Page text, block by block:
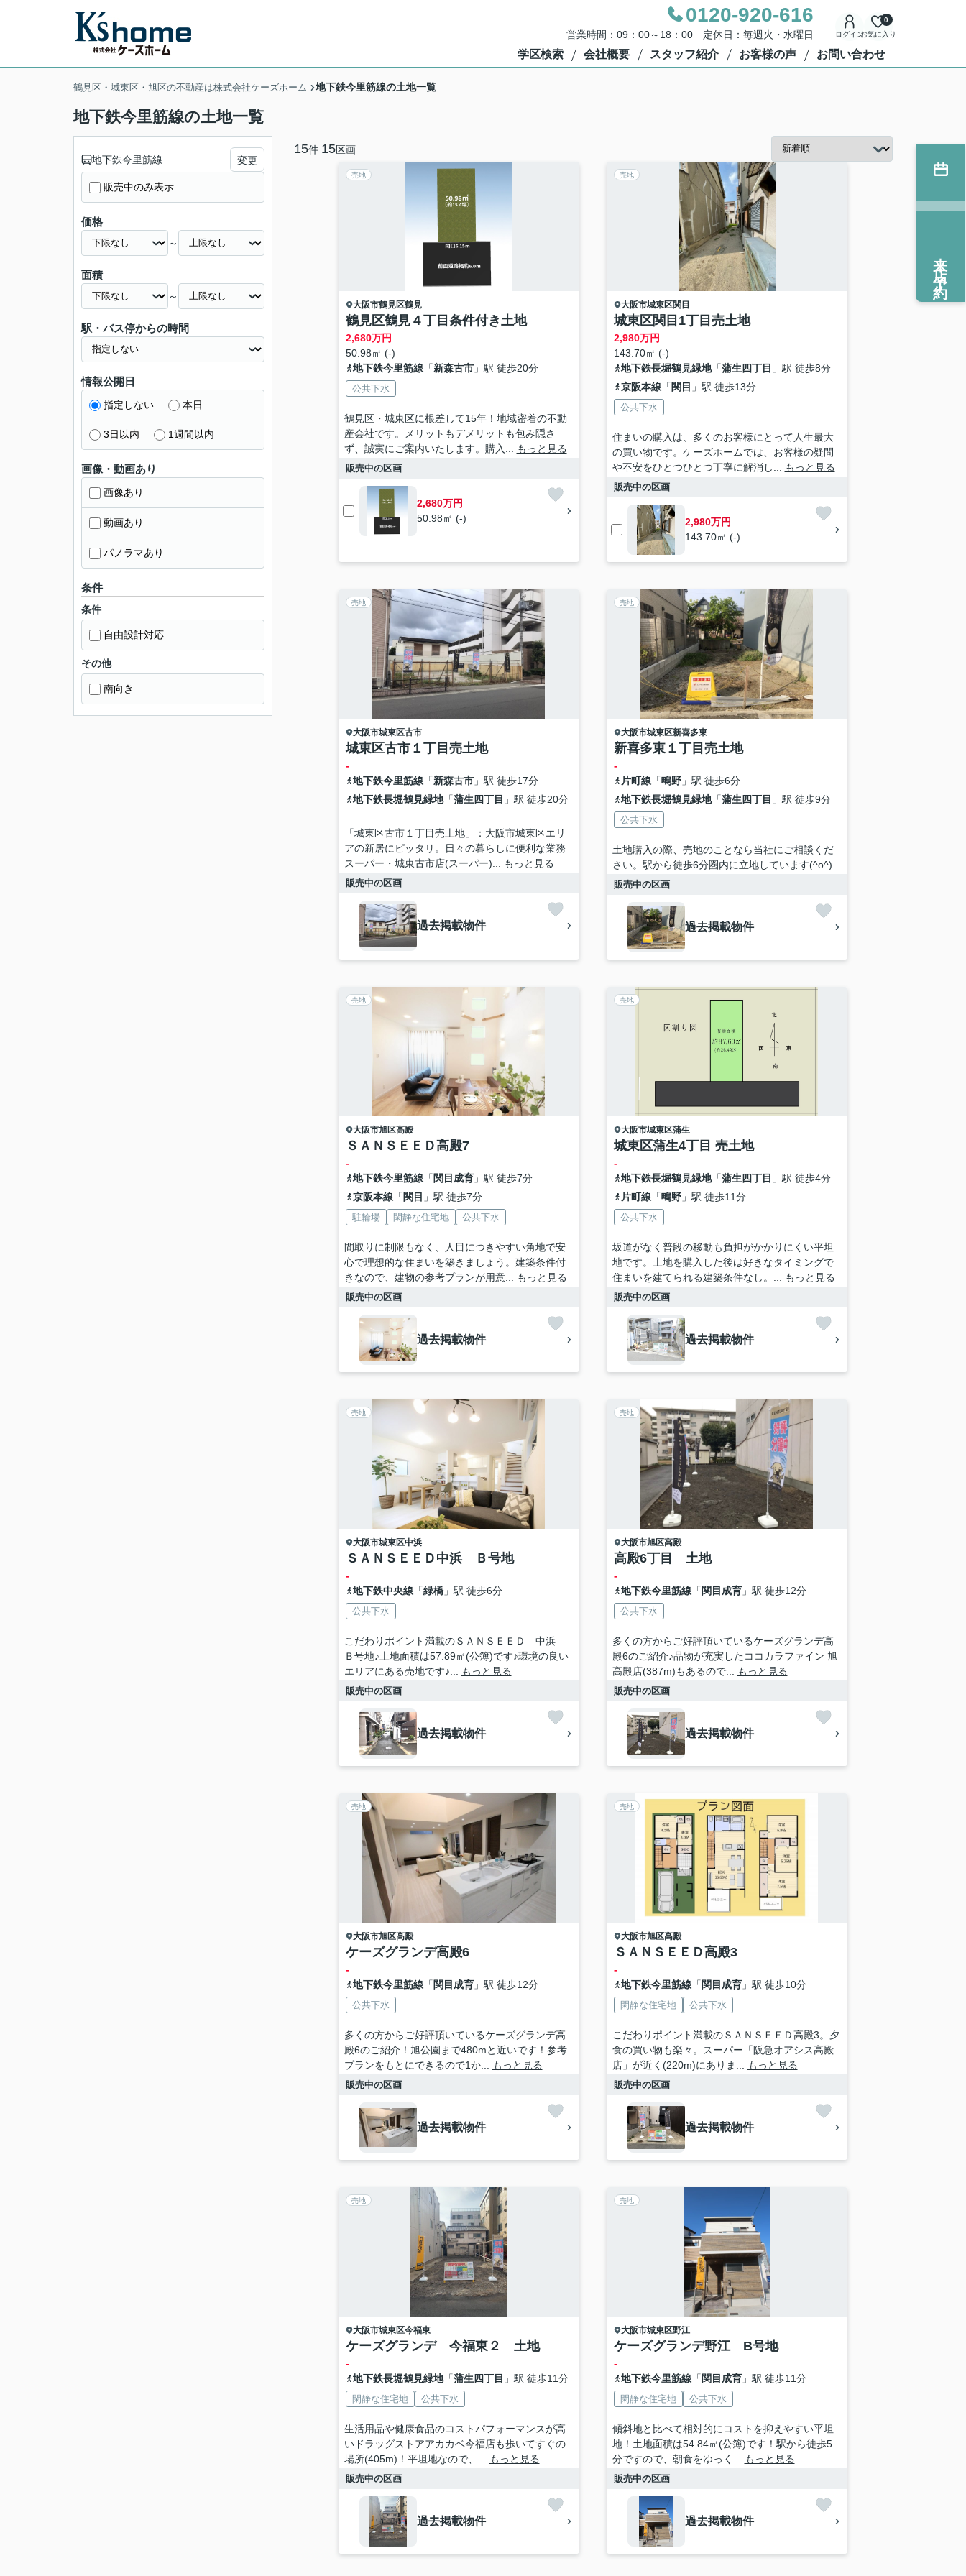
0120-920-616
営業時間：09：00～18：00 定休日：毎週火・水曜日 ログインお気に入り
0
学区検索 会社概要 スタッフ紹介 お客様の声 お問い合わせ
鶴見区・城東区・旭区の不動産は株式会社ケーズホーム 地下鉄今里筋線の土地一覧
地下鉄今里筋線の土地一覧
15件 15区画
売地
大阪市鶴見区鶴見
鶴見区鶴見４丁目条件付き土地
2,680万円
50.98㎡ (-)
地下鉄今里筋線「新森古市」駅 徒歩20分
公共下水
鶴見区・城東区に根差して15年！地域密着の不動
産会社です。メリットもデメリットも包み隠さ
ず、誠実にご案内いたします。購入...
もっと見る
販売中の区画
2,680万円
50.98㎡ (-)
売地
大阪市城東区関目
城東区関目1丁目売土地
2,980万円
143.70㎡ (-)
地下鉄長堀鶴見緑地「蒲生四丁目 」駅 徒歩8分
京阪本線「 関目 」駅 徒歩13分
公共下水
住まいの購入は、多くのお客様にとって人生最大
の買い物です。ケーズホームでは、お客様の疑問
や不安をひとつひとつ丁寧に解消し...
もっと見る
販売中の区画
2,980万円
143.70㎡ (-)
売地
大阪市城東区古市
城東区古市１丁目売土地
-
地下鉄今里筋線「新森古市」駅 徒歩17分
地下鉄長堀鶴見緑地「蒲生四丁目 」駅 徒歩20分
「城東区古市１丁目売土地」：大阪市城東区エリ
アの新居にピッタリ。日々の暮らしに便利な業務
スーパー・城東古市店(スーパー)...
もっと見る
販売中の区画
過去掲載物件
売地
大阪市城東区新喜多東
新喜多東１丁目売土地
-
片町線「鴫野」駅 徒歩6分
地下鉄長堀鶴見緑地「蒲生四丁目 」駅 徒歩9分
公共下水
土地購入の際、売地のことなら当社にご相談くだ
さい。駅から徒歩6分圏内に立地しています(^o^)
販売中の区画
過去掲載物件
売地
大阪市旭区高殿
ＳＡＮＳＥＥＤ高殿7
-
地下鉄今里筋線「 関目成育」駅 徒歩7分
京阪本線「 関目 」駅 徒歩7分
駐輪場 閑静な住宅地 公共下水
間取りに制限もなく、人目につきやすい角地で安
心で理想的な住まいを築きましょう。建築条件付
きなので、建物の参考プランが用意...
もっと見る
販売中の区画
過去掲載物件
売地
大阪市城東区蒲生
城東区蒲生4丁目 売土地
-
地下鉄長堀鶴見緑地「蒲生四丁目 」駅 徒歩4分
片町線「鴫野」駅 徒歩11分
公共下水
坂道がなく普段の移動も負担がかかりにくい平坦
地です。土地を購入した後は好きなタイミングで
住まいを建てられる建築条件なし。...
もっと見る
販売中の区画
過去掲載物件
売地
大阪市城東区中浜
ＳＡＮＳＥＥＤ中浜 Ｂ号地
-
地下鉄中央線「緑橋」駅 徒歩6分
公共下水
こだわりポイント満載のＳＡＮＳＥＥＤ 中浜
Ｂ号地♪土地面積は57.89㎡(公簿)です♪環境の良い
エリアにある売地です♪...
もっと見る
販売中の区画
過去掲載物件
売地
大阪市旭区高殿
高殿6丁目 土地
-
地下鉄今里筋線「 関目成育」駅 徒歩12分
公共下水
多くの方からご好評頂いているケーズグランデ高
殿6のご紹介♪品物が充実したココカラファイン 旭
高殿店(387m)もあるので...
もっと見る
販売中の区画
過去掲載物件
売地
大阪市旭区高殿
ケーズグランデ高殿6
-
地下鉄今里筋線「 関目成育」駅 徒歩12分
公共下水
多くの方からご好評頂いているケーズグランデ高
殿6のご紹介！旭公園まで480mと近いです！参考
プランをもとにできるので1か...
もっと見る
販売中の区画
過去掲載物件
売地
大阪市旭区高殿
ＳＡＮＳＥＥＤ高殿3
-
地下鉄今里筋線「 関目成育」駅 徒歩10分
閑静な住宅地 公共下水
こだわりポイント満載のＳＡＮＳＥＥＤ高殿3。夕
食の買い物も楽々。スーパー「阪急オアシス高殿
店」が近く(220m)にありま...
もっと見る
販売中の区画
過去掲載物件
売地
大阪市城東区今福東
ケーズグランデ 今福東２ 土地
-
地下鉄長堀鶴見緑地「蒲生四丁目 」駅 徒歩11分
閑静な住宅地 公共下水
生活用品や健康食品のコストパフォーマンスが高
いドラッグストアアカカベ今福店も歩いてすぐの
場所(405m)！平坦地なので、...
もっと見る
販売中の区画
過去掲載物件
売地
大阪市城東区野江
ケーズグランデ野江 B号地
-
地下鉄今里筋線「 関目成育」駅 徒歩11分
閑静な住宅地 公共下水
傾斜地と比べて相対的にコストを抑えやすい平坦
地！土地面積は54.84㎡(公簿)です！駅から徒歩5
分ですので、朝食をゆっく...
もっと見る
販売中の区画
過去掲載物件
地下鉄今里筋線 変更
販売中のみ表示
価格
～
面積
～
駅・バス停からの時間
情報公開日
指定しない 本日
3日以内 1週間以内
画像・動画あり
画像あり
動画あり
パノラマあり
条件
条件
自由設計対応
その他
南向き
来店予約